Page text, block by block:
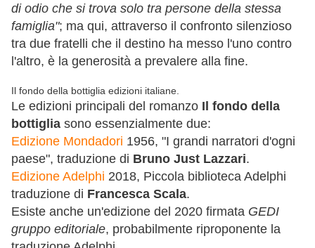
di odio che si trova solo tra persone della stessa
famiglia"; ma qui, attraverso il confronto silenzioso
tra due fratelli che il destino ha messo l'uno contro
l'altro, è la generosità a prevalere alla fine.
Il fondo della bottiglia edizioni italiane.
Le edizioni principali del romanzo Il fondo della
bottiglia sono essenzialmente due:
Edizione Mondadori 1956, "I grandi narratori d'ogni
paese", traduzione di Bruno Just Lazzari.
Edizione Adelphi 2018, Piccola biblioteca Adelphi
traduzione di Francesca Scala.
Esiste anche un'edizione del 2020 firmata GEDI
gruppo editoriale, probabilmente riproponente la